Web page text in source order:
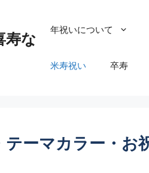
寿な
年祝いについて
米寿祝い 卒寿
ーマカラー・お